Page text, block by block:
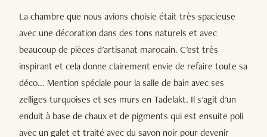
La chambre que nous avions choisie était très spacieuse
avec une décoration dans des tons naturels et avec
beaucoup de pièces d'artisanat marocain. C'est très
inspirant et cela donne clairement envie de refaire toute sa
déco... Mention spéciale pour la salle de bain avec ses
zelliges turquoises et ses murs en Tadelakt. Il s'agit d'un
enduit à base de chaux et de pigments qui est ensuite poli
avec un galet et traité avec du savon noir pour devenir